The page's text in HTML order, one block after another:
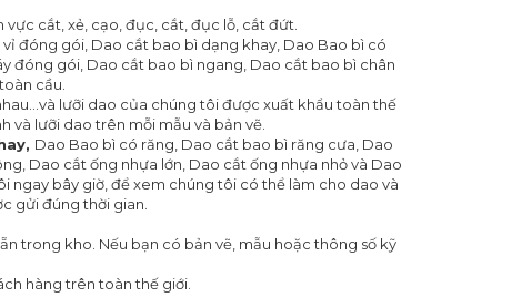
cắt, xẻ, cạo, đục, cắt, đục lỗ, cắt đứt.
đóng gói, Dao cắt bao bì dạng khay, Dao Bao bì có
đóng gói, Dao cắt bao bì ngang, Dao cắt bao bì chân
cầu.
lưỡi dao của chúng tôi được xuất khẩu toàn thế
và lưỡi dao trên mỗi mẫu và bản vẽ.
Dao Bao bì có răng, Dao cắt bao bì răng cưa, Dao
Dao cắt ống nhựa lớn, Dao cắt ống nhựa nhỏ và Dao
ngay bây giờ, để xem chúng tôi có thể làm cho dao và
gửi đúng thời gian.
trong kho. Nếu bạn có bản vẽ, mẫu hoặc thông số kỹ
hàng trên toàn thế giới.